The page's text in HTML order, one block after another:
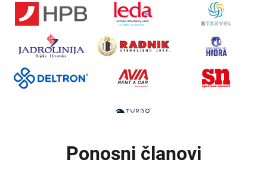
Ponosni članovi